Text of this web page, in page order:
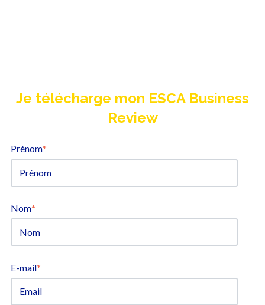
Je télécharge mon ESCA Business
Review
Prénom*
Nom*
E-mail*